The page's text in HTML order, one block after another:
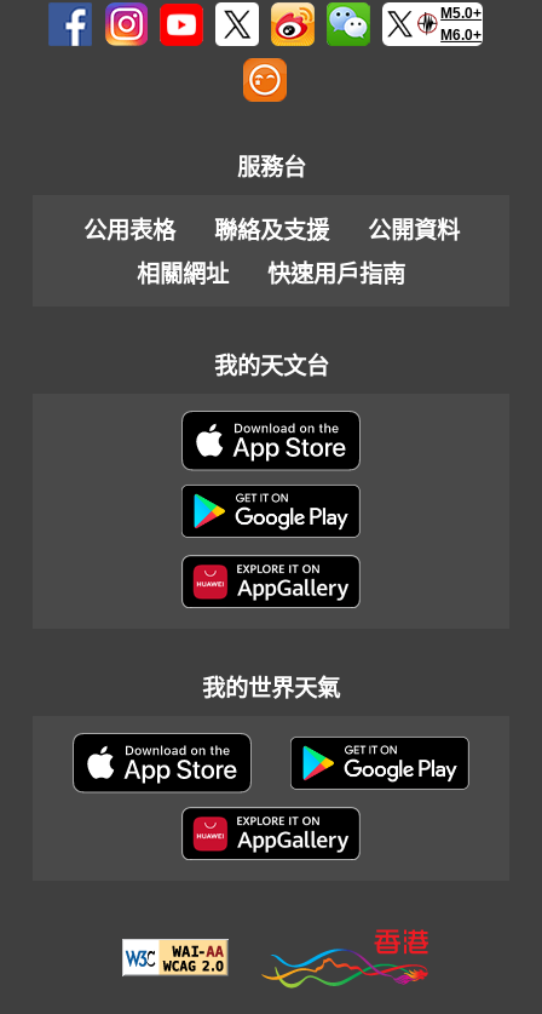
M5.0+
M6.0+
服務台
公用表格 聯絡及支援
公開資料
相關網址
快速用戶指南
我的天文台
我的世界天氣